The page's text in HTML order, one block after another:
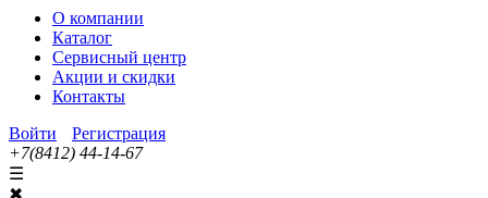
О компании
Каталог
Сервисный центр
Акции и скидки
Контакты
Войти
Регистрация
+7(8412) 44-14-67
☰
✖